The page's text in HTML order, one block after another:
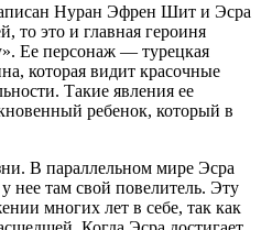
Нуран Эфрен Шит и Эсра
то это и главная героиня
Ее персонаж — турецкая
которая видит красочные
Такие явления ее
ребенок, который в
В параллельном мире Эсра
нее там свой повелитель. Эту
многих лет в себе, так как